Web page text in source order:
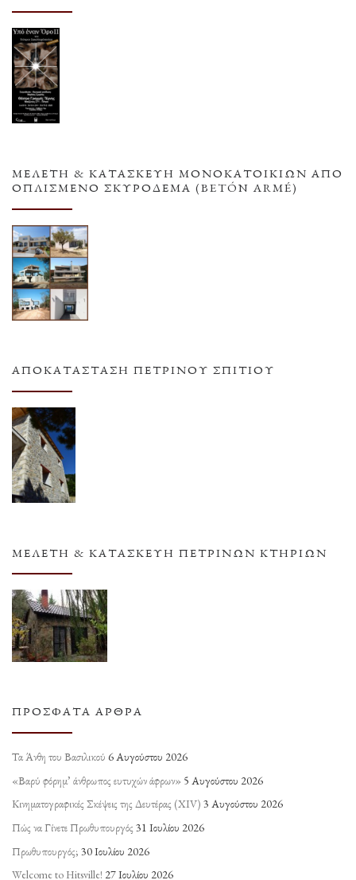
ΜΕΛΕΤΗ & ΚΑΤΑΣΚΕΥΗ ΜΟΝΟΚΑΤΟΙΚΙΩΝ ΑΠΟ
ΟΠΛΙΣΜΕΝΟ ΣΚΥΡΟΔΕΜΑ (BETÓN ARMÉ)
ΑΠΟΚΑΤΆΣΤΑΣΗ ΠΈΤΡΙΝΟΥ ΣΠΙΤΙΟΎ
ΜΕΛΈΤΗ & ΚΑΤΑΣΚΕΥΉ ΠΈΤΡΙΝΩΝ ΚΤΗΡΊΩΝ
ΠΡΌΣΦΑΤΑ ΆΡΘΡΑ
Τα Άνθη του Βασιλικού 6 Αυγούστου 2026
«Βαρύ φόρημ’ άνθρωπος ευτυχών άφρων» 5 Αυγούστου 2026
Κινηματογραφικές Σκέψεις της Δευτέρας (ΧΙV) 3 Αυγούστου 2026
Πώς να Γίνετε Πρωθυπουργός 31 Ιουλίου 2026
Πρωθυπουργός; 30 Ιουλίου 2026
Welcome to Hitsville! 27 Ιουλίου 2026